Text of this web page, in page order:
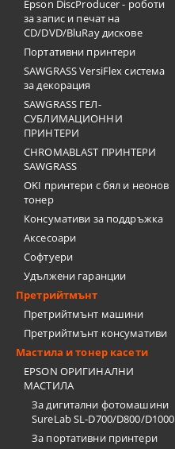
Epson DiscProducer - роботи
за запис и печат на
CD/DVD/BluRay дискове
Портативни принтери
SAWGRASS VersiFlex система
за декорация
SAWGRASS ГЕЛ-
СУБЛИМАЦИОННИ
ПРИНТЕРИ
CHROMABLAST ПРИНТЕРИ
SAWGRASS
OKI принтери с бял и неонов
тонер
Консумативи за поддръжка
Аксесоари
Софтуери
Удължени гаранции
Претрийтмънт
Претрийтмънт машини
Претрийтмънт консумативи
Мастила и тонер касети
EPSON ОРИГИНАЛНИ
МАСТИЛА
За дигитални фотомашини
SureLab SL-D700/D800/D1000
За портативни принтери